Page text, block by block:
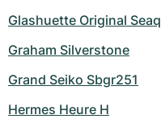
Glashuette Original Seaq
Graham Silverstone
Grand Seiko Sbgr251
Hermes Heure H